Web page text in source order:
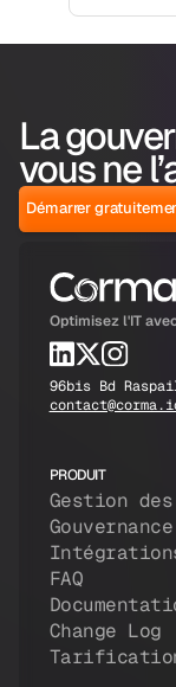
La
vous ne
Démarrer
Optimisez l'IT
96bis Bd
PRODUIT
Gestion des
FAQ
Change Log